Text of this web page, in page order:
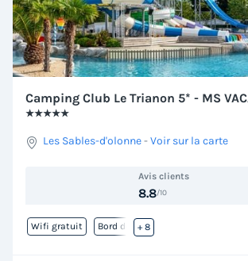
Camping Club Le Trianon 5* - MS
★★★★★
Les Sables-d'olonne-Voir sur la carte
Avis clients
8.8/10
Wifi gratuit Bord de mer
+ 8